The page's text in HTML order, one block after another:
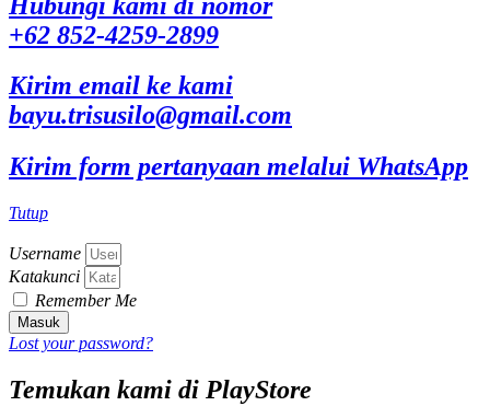
+62 852-4259-2899
Kirim email ke kami
bayu.trisusilo@gmail.com
Kirim form pertanyaan melalui WhatsApp
Tutup
Username
Katakunci
Remember Me
Masuk
Lost your password?
Temukan kami di PlayStore